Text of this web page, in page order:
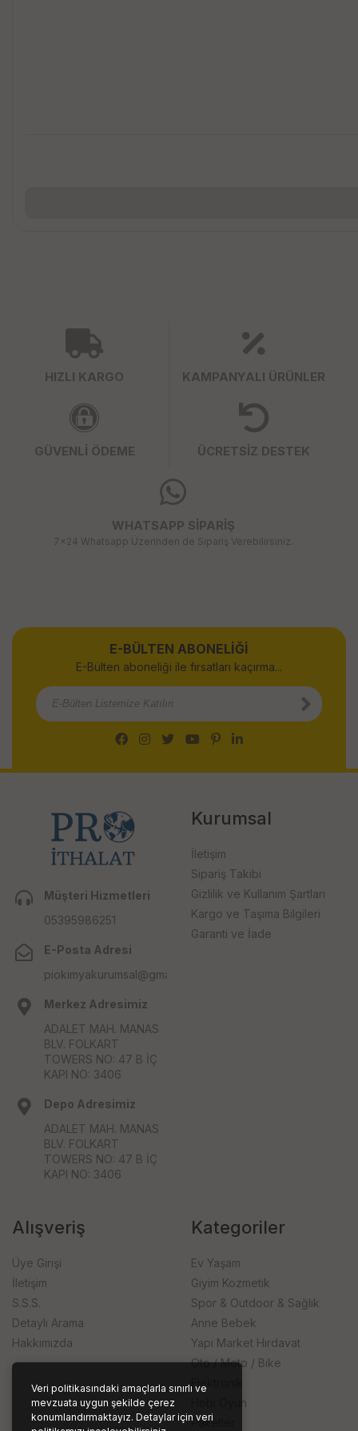
Veri politikasındaki amaçlarla sınırlı ve
mevzuata uygun şekilde çerez
konumlandırmaktayız. Detaylar için veri
HIZLI KARGO KAMPANYALI ÜRÜNLER
GÜVENLİ ÖDEME ÜCRETSİZ DESTEK
WHATSAPP SİPARİŞ
7x24 Whatsapp Üzerinden de Sipariş Verebilirsiniz.
E-BÜLTEN ABONELİĞİ
E-Bülten aboneliği ile fırsatları kaçırma...
Müşteri Hizmetleri
05395986251
E-Posta Adresi
piokimyakurumsal@gmail.com
Merkez Adresimiz
ADALET MAH. MANAS
BLV. FOLKART
TOWERS NO: 47 B İÇ
KAPI NO: 3406
Depo Adresimiz
ADALET MAH. MANAS
BLV. FOLKART
TOWERS NO: 47 B İÇ
KAPI NO: 3406
Kurumsal
İletişim
Sipariş Takibi
Gizlilik ve Kullanım Şartları
Kargo ve Taşıma Bilgileri
Garanti ve İade
Alışveriş
Üye Girişi
İletişim
S.S.S.
Detaylı Arama
Hakkımızda
Kategoriler
Ev Yaşam
Giyim Kozmetik
Spor & Outdoor & Sağlık
Anne Bebek
Yapı Market Hırdavat
Oto / Moto / Bike
Hobi Oyun
Paketler